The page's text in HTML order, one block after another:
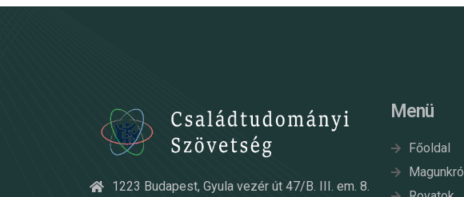
1223 Budapest, Gyula vezér út 47/B. III. em. 8.
Menü
Főoldal
Magunkról